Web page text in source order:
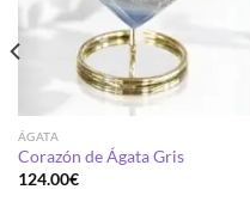
ÁGATA
Corazón de Ágata Gris
124.00€